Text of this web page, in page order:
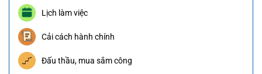
Lịch làm việc
Cải cách hành chính
Đấu thầu, mua sắm công